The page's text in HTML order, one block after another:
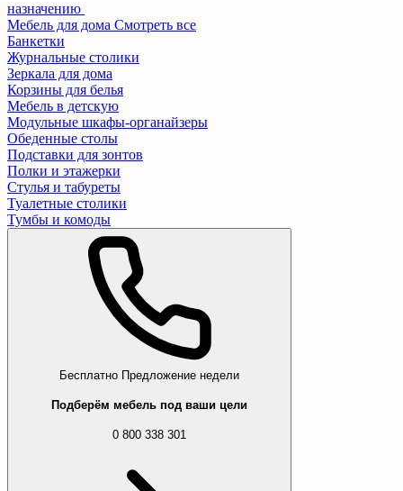
назначению
Мебель для дома Смотреть все
Банкетки
Журнальные столики
Зеркала для дома
Корзины для белья
Мебель в детскую
Модульные шкафы-органайзеры
Обеденные столы
Подставки для зонтов
Полки и этажерки
Стулья и табуреты
Туалетные столики
Тумбы и комоды
Бесплатно Предложение недели
Подберём мебель под ваши цели
0 800 338 301